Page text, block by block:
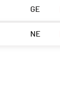
GE
NE